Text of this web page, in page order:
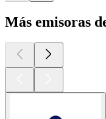
Más emisoras